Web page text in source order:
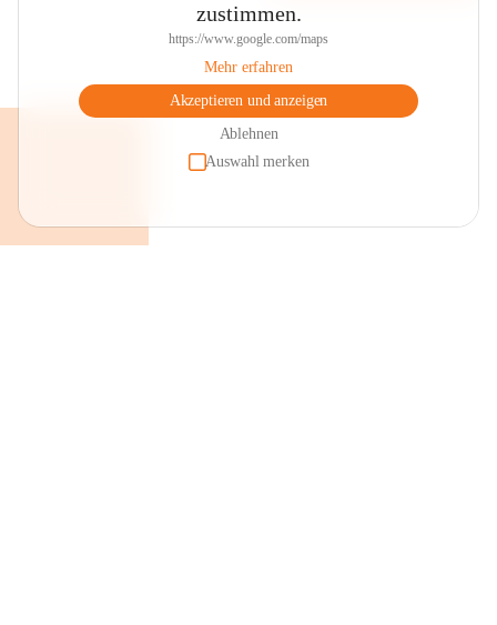
zustimmen.
https://www.google.com/maps
Mehr erfahren
Akzeptieren und anzeigen
Ablehnen
Auswahl merken